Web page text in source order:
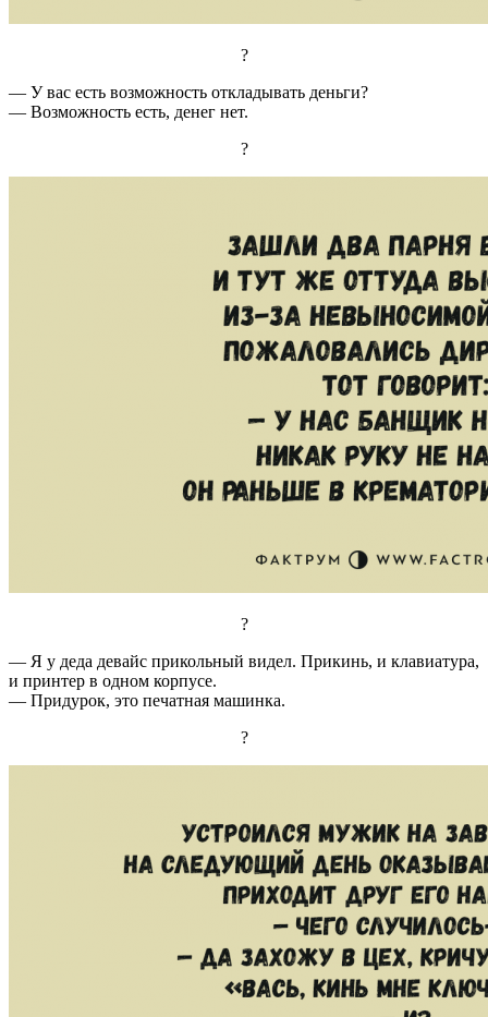
?
— У вас есть возможность откладывать деньги?
— Возможность есть, денег нет.
?
?
— Я у деда девайс прикольный видел. Прикинь, и клавиатура,
и принтер в одном корпусе.
— Придурок, это печатная машинка.
?